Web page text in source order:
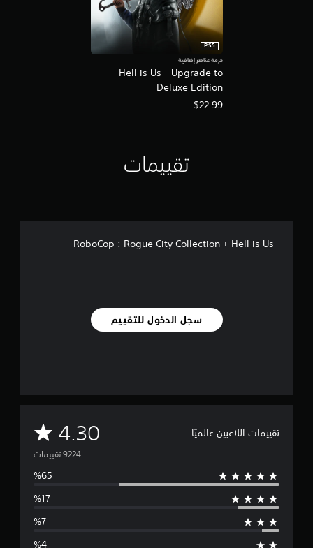
Hell is Us - Upgrade to
Deluxe Edition
PS5
حزمة عناصر إضافية
$22.99
تقييمات
RoboCop : Rogue City Collection + Hell is Us
سجل الدخول للتقييم
تقييمات اللاعبين عالميًا 4.30م
ت
و
س
ط